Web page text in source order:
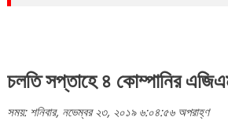
চলতি সপ্তাহে ৪ কোম্পানির
সময়: শনিবার, নভেম্বর ২৩, ২০১৯ ৬:০৪:৫৬ অপরাহ্ণ